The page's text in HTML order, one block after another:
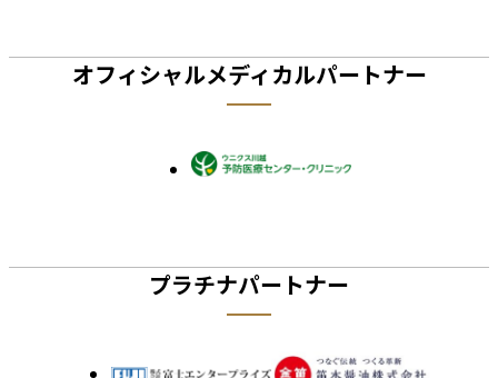
オフィシャルメディカルパートナー
プラチナパートナー